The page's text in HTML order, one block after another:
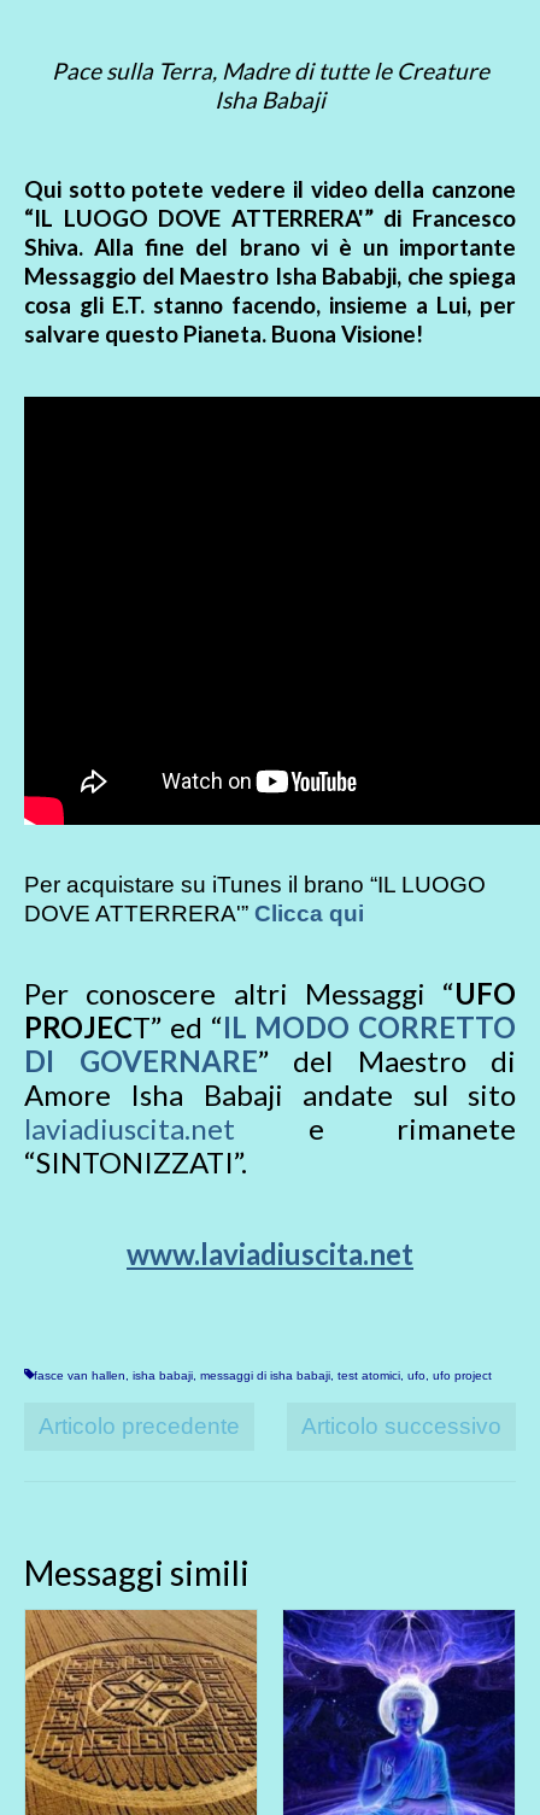
Pace sulla Terra, Madre di tutte le Creature
Isha Babaji
Qui sotto potete vedere il video della canzone
“IL LUOGO DOVE ATTERRERA'” di Francesco
Shiva. Alla fine del brano vi è un importante
Messaggio del Maestro Isha Bababji, che spiega
cosa gli E.T. stanno facendo, insieme a Lui, per
salvare questo Pianeta. Buona Visione!
Per acquistare su iTunes il brano “IL LUOGO
DOVE ATTERRERA'” Clicca qui
Per conoscere altri Messaggi “UFO
PROJECT” ed “IL MODO CORRETTO
DI GOVERNARE” del Maestro di
Amore Isha Babaji andate sul sito
laviadiuscita.net e rimanete
“SINTONIZZATI”.
www.laviadiuscita.net
fasce van hallen isha babaji messaggi di isha babaji test atomici ufo ufo project
Articolo precedente Articolo successivo
Messaggi simili